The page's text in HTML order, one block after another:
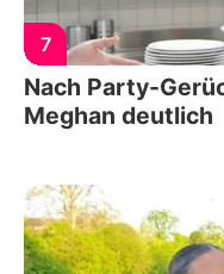
7
Nach Party-
Meghan deutlich